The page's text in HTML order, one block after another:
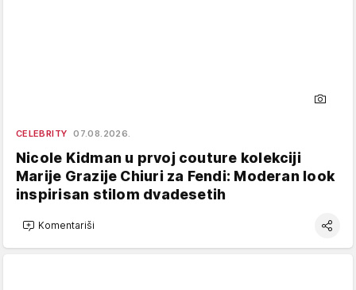
CELEBRITY 07.08.2026.
Nicole Kidman u prvoj couture kolekciji
Marije Grazije Chiuri za Fendi: Moderan look
inspirisan stilom dvadesetih
Komentariši